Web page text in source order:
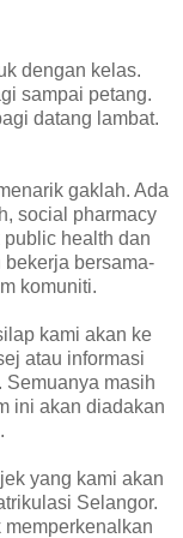
dengan kelas.
sampai petang.
datang lambat.
gaklah. Ada
social pharmacy
health dan
bersama-
komuniti.
kami akan ke
atau informasi
Semuanya masih
ini akan diadakan
yang kami akan
Selangor.